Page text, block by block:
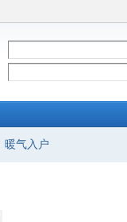
暖气入户